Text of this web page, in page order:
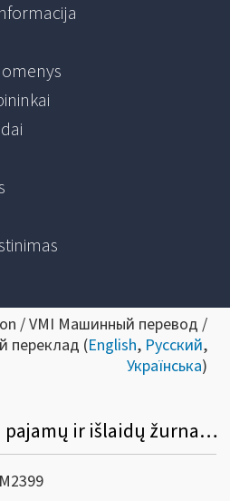
/ VMI Машинный перевод /
переклад (English, Русский,
Українська)
Kaip atsispausdinti pajamų ir išlaidų žurnalą?